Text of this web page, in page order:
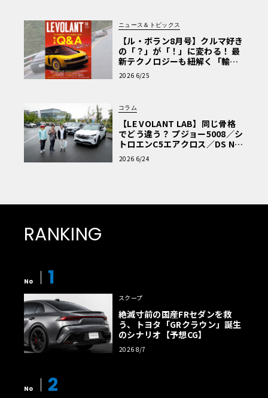
ニュース＆トピックス
【ル・ボラン8月号】クルマ好き
の「？」が「！」に変わる！ 最
新テクノロジーも紐解く「輸入
車Q&A」
2026 6/25
コラム
【LE VOLANT LAB】同じ骨格
でどう違う？ プジョー5008／シ
トロエンC5エアクロス／DS Nº4
読者一気乗りレポート
2026 6/24
RANKING
No 1
スクープ
絶滅寸前の国産FRセダンを救
う、トヨタ「GRクラウン」誕生
のシナリオ【予想CG】
2026 8/7
No 2